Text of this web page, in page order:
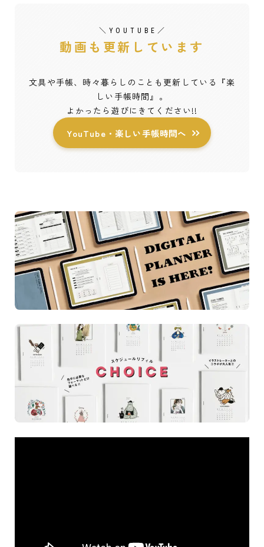
＼ Y O U T U B E ／
動画も更新しています
文具や手帳、時々暮らしのことも更新している『楽
しい手帳時間』。
よかったら遊びにきてください!!
YouTube・楽しい手帳時間へ